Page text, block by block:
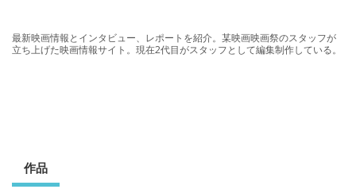
最新映画情報とインタビュー、レポートを紹介。某映画映画祭のスタッフが
立ち上げた映画情報サイト。現在2代目がスタッフとして編集制作している。
作品